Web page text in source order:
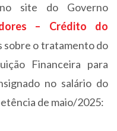
site do Governo
– Crédito do
sobre o tratamento do
Financeira para
no salário do
de maio/2025: